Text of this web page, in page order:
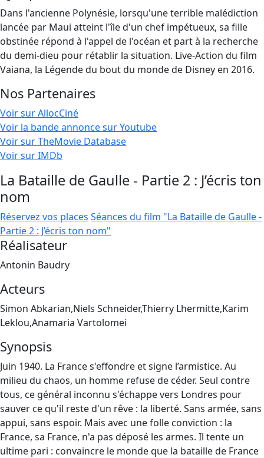
Dans l'ancienne Polynésie, lorsqu'une terrible malédiction
lancée par Maui atteint l'île d'un chef impétueux, sa fille
obstinée répond à l'appel de l'océan et part à la recherche
du demi-dieu pour rétablir la situation. Live-Action du film
Vaiana, la Légende du bout du monde de Disney en 2016.
Nos Partenaires
Voir sur AllocCiné
Voir la bande annonce sur Youtube
Voir sur TheMovie Database
Voir sur IMDb
La Bataille de Gaulle - Partie 2 : J’écris ton
nom
Réservez vos places Séances du film "La Bataille de Gaulle -
Partie 2 : J’écris ton nom"
Réalisateur
Antonin Baudry
Acteurs
Simon Abkarian,Niels Schneider,Thierry Lhermitte,Karim
Leklou,Anamaria Vartolomei
Synopsis
Juin 1940. La France s'effondre et signe l’armistice. Au
milieu du chaos, un homme refuse de céder. Seul contre
tous, ce général inconnu s'échappe vers Londres pour
sauver ce qu'il reste d'un rêve : la liberté. Sans armée, sans
appui, sans espoir. Mais avec une folle conviction : la
France, sa France, n'a pas déposé les armes. Il tente un
ultime pari : convaincre le monde que la bataille de France